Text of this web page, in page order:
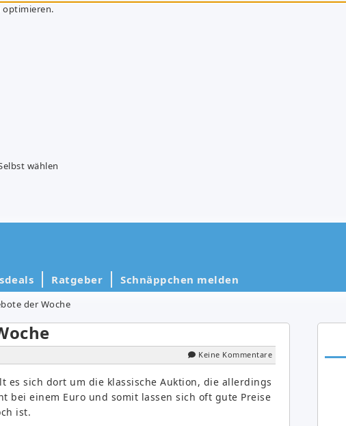
optimieren.
wählen
Ratgeber Schnäppchen melden
der Woche
Keine Kommentare
es sich dort um die klassische Auktion, die allerdings
bei einem Euro und somit lassen sich oft gute Preise
ist.